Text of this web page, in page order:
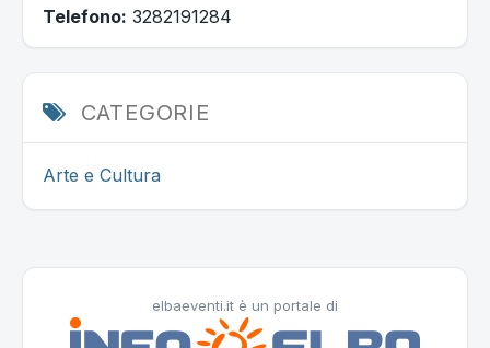
Telefono: 3282191284
CATEGORIE
Arte e Cultura
elbaeventi.it è un portale di